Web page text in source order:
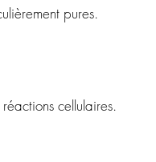
pures.
cellulaires.